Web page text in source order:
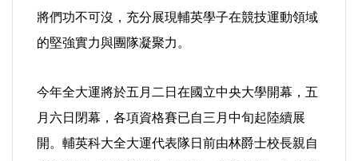
演講/發表會/論壇/研討會
國際/全球
環境/資源/能源
將們功不可沒，充分展現輔英學子在競技運動領域
的堅強實力與團隊凝聚力。
今年全大運將於五月二日在國立中央大學開幕，五
月六日閉幕，各項資格賽已自三月中旬起陸續展
開。輔英科大全大運代表隊日前由林爵士校長親自